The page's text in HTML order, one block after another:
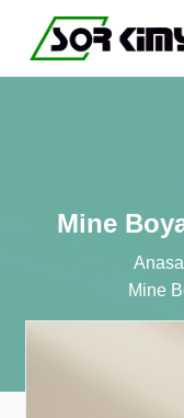
Mine
Mine